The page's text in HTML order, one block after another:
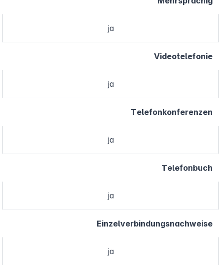
ja
Videotelefonie
ja
Telefonkonferenzen
ja
Telefonbuch
ja
Einzelverbindungsnachweise
ja